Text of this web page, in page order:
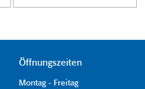
Öffnungszeiten
Montag - Freitag